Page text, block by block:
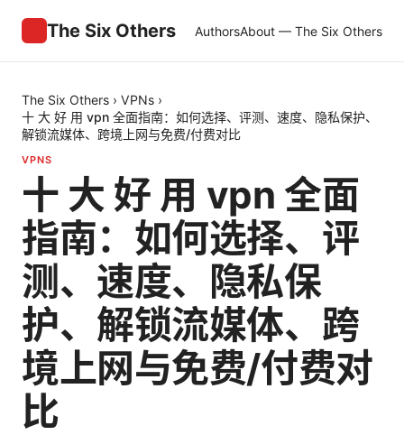
The Six Others AuthorsAbout — The Six Others
The Six Others › VPNs ›
十 大 好 用 vpn 全面指南：如何选择、评测、速度、隐私保护、
解锁流媒体、跨境上网与免费/付费对比
VPNS
十 大 好 用 vpn 全面
指南：如何选择、评
测、速度、隐私保
护、解锁流媒体、跨
境上网与免费/付费对
比